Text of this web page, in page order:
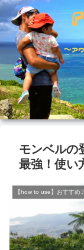
モンベルの
最強！使い
【how to use】おすすめ